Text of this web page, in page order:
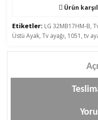
Ürün
Etiketler: LG 32MB17HM-B,
Üstü Ayak, Tv ayağı, 1051 , tv